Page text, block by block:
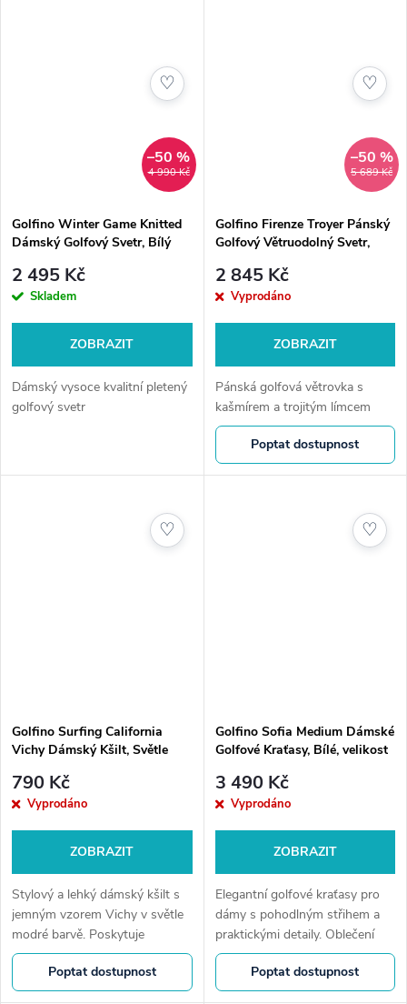
4 990 Kč
–50 %
Golfino Winter Game Knitted
Dámský Golfový Svetr, Bílý
2 495 Kč
Skladem
ZOBRAZIT
Dámský vysoce kvalitní pletený
golfový svetr
♡
5 689 Kč
–50 %
Golfino Firenze Troyer Pánský
Golfový Větruodolný Svetr,
2 845 Kč
Vyprodáno
ZOBRAZIT
Pánská golfová větrovka s
kašmírem a trojitým límcem
Poptat dostupnost
♡
Golfino Surfing California
Vichy Dámský Kšilt, Světle
790 Kč
Vyprodáno
ZOBRAZIT
Stylový a lehký dámský kšilt s
jemným vzorem Vichy v světle
modré barvě. Poskytuje
efektivní ochranu proti slunci
během golfu i outdoorových
aktivit. Nastavitelný pásek pro...
Poptat dostupnost
♡
Golfino Sofia Medium Dámské
Golfové Kraťasy, Bílé, velikost
3 490 Kč
Vyprodáno
ZOBRAZIT
Elegantní golfové kraťasy pro
dámy s pohodlným střihem a
praktickými detaily. Oblečení
pro golfistky, které nezklame
ani mimo hřiště.
Poptat dostupnost
♡